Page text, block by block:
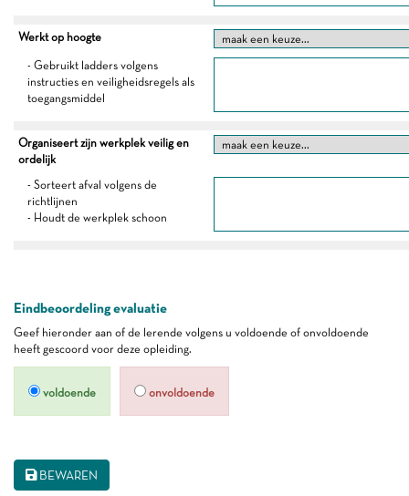
Werkt op hoogte
- Gebruikt ladders volgens
instructies en veiligheidsregels als
toegangsmiddel
Organiseert zijn werkplek veilig en
ordelijk
- Sorteert afval volgens de
richtlijnen
- Houdt de werkplek schoon
Eindbeoordeling evaluatie
Geef hieronder aan of de lerende volgens u voldoende of onvoldoende
heeft gescoord voor deze opleiding.
voldoende onvoldoende
BEWAREN